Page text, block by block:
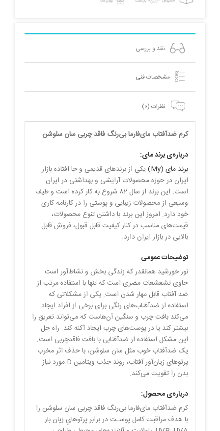
نقد و بررسی
مشخصات فنی
نظرات (0)
کرم ضدآفتاب مای‌‌فارما بی‌رنگ فاقد چربی سان‌ سلوشن
درباره‌ی برند مای:
برند مای (My)
یکی از برندهای قدیمی و جا افتاده بازار
ایران در حوزه محصولات آرایشی و بهداشتی در ایران
است. این برند از سال 82 شروع به کار کرده است و طیف
وسیعی از محصولات زیبایی و پوستی را در کارنامه کاری
خود دارد. امروز این برند با داشتن تنوع محصولات،
قیمت‌های مناسب در کنار کیفیت قابل قبول، فروش قابل
بالایی در بازار ایران دارد.
توضیحات عمومی
نور خورشید همانقدر که زندگی بخش و نشاط‌آور است
حاوی تشعشعات مضری است که تنها با استفاده مرتب از
ضد آفتاب قابل مهار شدن است. یکی از مشکلاتی که
استفاده از ضدآفتاب‌های رنگی برای برخی از افراد ایجاد
می‌کند بافت چرب و سنگین آن‌هاست که می‌تواند تعریق را
بیشتر کند یا در پوست‌های چرب ایجاد آکنه کند. راه حل
این مشکل استفاده از ضدآفتابی با بافت فاقدچربی است.
یک ضدآفتاب خوب مثل سان سلوشن، با حذف اثر مخرب
پرتوهاى زیان‌آور آفتاب، روند جذب ویتامین D مورد نیاز
بدن را تقویت مى‌کند.
درباره‌ی محصول:
کرم ضدآفتاب مای‌‌فارما بی‌رنگ فاقد چربی سان‌ سلوشن را
با هدف مراقبت کامل پوسـت در برابر پرتوهاي زیان بار